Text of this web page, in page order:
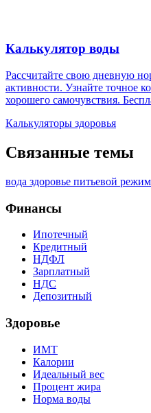
Калькулятор воды
Рассчитайте свою дневную
активности. Узнайте точное
хорошего самочувствия.
Калькуляторы здоровья
Связанные темы
вода здоровье питьевой режим
Финансы
Ипотечный
Кредитный
НДФЛ
Зарплатный
НДС
Депозитный
Здоровье
ИМТ
Калории
Идеальный вес
Процент жира
Норма воды